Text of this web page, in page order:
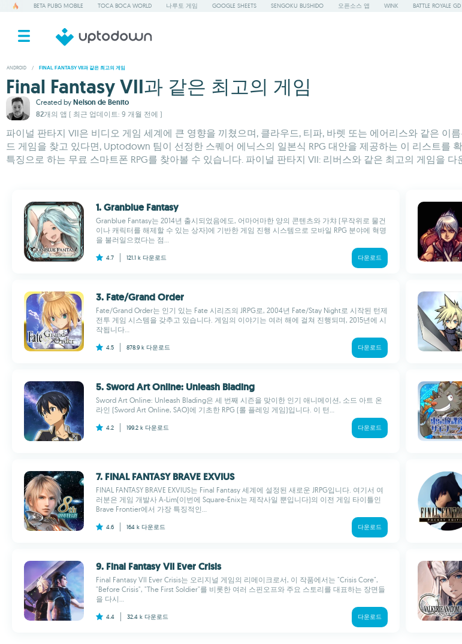
BETA PUBG MOBILE TOCA BOCA WORLD 나루토 게임 GOOGLE SHEETS SENGOKU BUSHIDO 오픈소스 앱 WINK BATTLE ROYALE GD
ANDROID / FINAL FANTASY VII과 같은 최고의 게임
Final Fantasy VII과 같은 최고의 게임
Created by Nelson de Benito
82개의 앱 ( 최근 업데이트: 9 개월 전에 )
파이널 판타지 VII은 비디오 게임 세계에 큰 영향을 끼쳤으며, 클라우드, 티파, 바렛 또는 에어리스와 같은 이
드 게임을 찾고 있다면, Uptodown 팀이 선정한 스퀘어 에닉스의 일본식 RPG 대안을 제공하는 이 리스트를
특징으로 하는 무료 스마트폰 RPG를 찾아볼 수 있습니다. 파이널 판타지 VII: 리버스와 같은 최고의 게임을
1. Granblue Fantasy
Granblue Fantasy는 2014년 출시되었음에도, 어마어마한 양의 콘텐츠와 가챠 (무작위로 물건
이나 캐릭터를 해제할 수 있는 상자)에 기반한 게임 진행 시스템으로 모바일 RPG 분야에 혁명
을 불러일으켰다는 점...
4.7 121.1 k 다운로드 다운로드
3. Fate/Grand Order
Fate/Grand Order는 인기 있는 Fate 시리즈의 JRPG로, 2004년 Fate/Stay Night로 시작된 턴제
전투 게임 시스템을 갖추고 있습니다. 게임의 이야기는 여러 해에 걸쳐 진행되며, 2015년에 시
작됩니다...
4.5 878.9 k 다운로드 다운로드
5. Sword Art Online: Unleash Blading
Sword Art Online: Unleash Blading은 세 번째 시즌을 맞이한 인기 애니메이션, 소드 아트 온
라인 (Sword Art Online, SAO)에 기초한 RPG (롤 플레잉 게임)입니다. 이 턴...
4.2 199.2 k 다운로드 다운로드
7. FINAL FANTASY BRAVE EXVIUS
FINAL FANTASY BRAVE EXVIUS는 Final Fantasy 세계에 설정된 새로운 JRPG입니다. 여기서 여
러분은 게임 개발사 A-Lim(이번에 Square-Enix는 제작사일 뿐입니다)의 이전 게임 타이틀인
Brave Frontier에서 가장 특징적인...
4.6 164 k 다운로드 다운로드
9. Final Fantasy VII Ever Crisis
Final Fantasy VII Ever Crisis는 오리지널 게임의 리메이크로서, 이 작품에서는 "Crisis Core",
"Before Crisis", "The First Soldier"를 비롯한 여러 스핀오프와 주요 스토리를 대표하는 장면들
을 다시...
4.4 32.4 k 다운로드 다운로드